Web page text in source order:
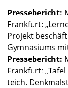
Presse­be­richt:
Frank­furt:
Projekt
Gymnasiums
Presse­be­richt:
Frank­furt:
teich.